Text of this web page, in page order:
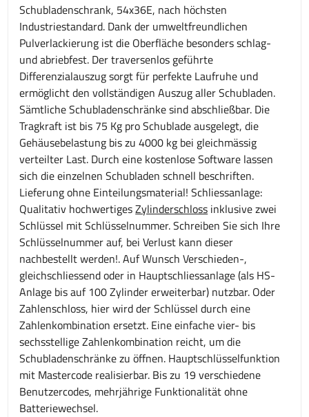
Schubladenschrank, 54x36E, nach höchsten
Industriestandard. Dank der umweltfreundlichen
Pulverlackierung ist die Oberfläche besonders schlag-
und abriebfest. Der traversenlos geführte
Differenzialauszug sorgt für perfekte Laufruhe und
ermöglicht den vollständigen Auszug aller Schubladen.
Sämtliche Schubladenschränke sind abschließbar. Die
Tragkraft ist bis 75 Kg pro Schublade ausgelegt, die
Gehäusebelastung bis zu 4000 kg bei gleichmässig
verteilter Last. Durch eine kostenlose Software lassen
sich die einzelnen Schubladen schnell beschriften.
Lieferung ohne Einteilungsmaterial! Schliessanlage:
Qualitativ hochwertigesZylinderschloss inklusive zwei
Schlüssel mit Schlüsselnummer. Schreiben Sie sich Ihre
Schlüsselnummer auf, bei Verlust kann dieser
nachbestellt werden!. Auf Wunsch Verschieden-,
gleichschliessend oder in Hauptschliessanlage (als HS-
Anlage bis auf 100 Zylinder erweiterbar) nutzbar. Oder
Zahlenschloss, hier wird der Schlüssel durch eine
Zahlenkombination ersetzt. Eine einfache vier- bis
sechsstellige Zahlenkombination reicht, um die
Schubladenschränke zu öffnen. Hauptschlüsselfunktion
mit Mastercode realisierbar. Bis zu 19 verschiedene
Benutzercodes, mehrjährige Funktionalität ohne
Batteriewechsel.